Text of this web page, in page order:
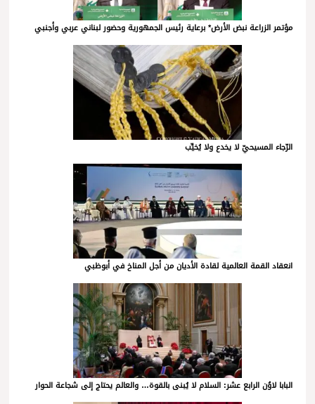
مؤتمر الزراعة نبض الأرض* برعاية رئيس الجمهورية وحضور لبناني عربي وأجنبي
الرّجاء المسيحيّ لا يخدع ولا يُخيِّب
انعقاد القمة العالمية لقادة الأديان من أجل المناخ في أبوظبي
البابا لاوُن الرابع عشر: السلام لا يُبنى بالقوة… والعالم يحتاج إلى شجاعة الحوار